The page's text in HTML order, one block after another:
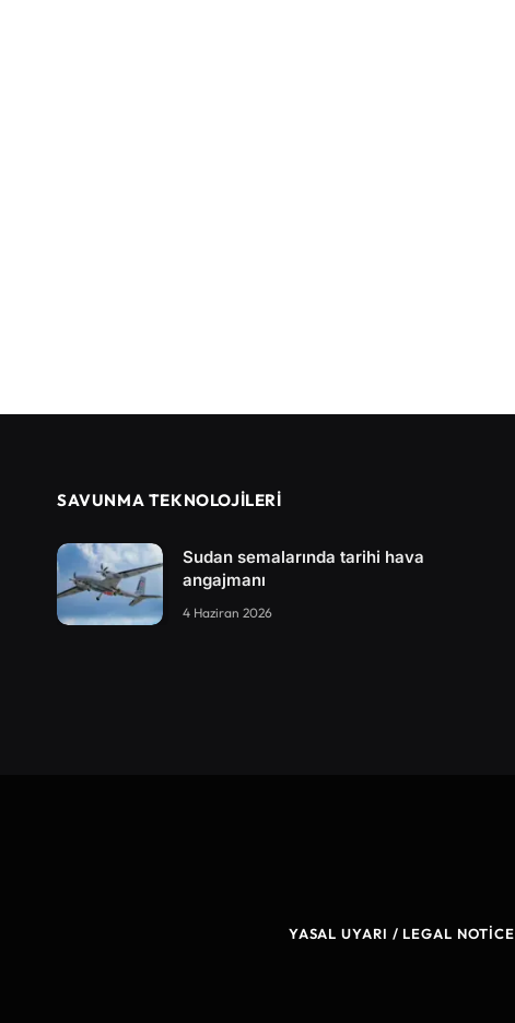
SAVUNMA TEKNOLOJİLERİ
Sudan semalarında tarihi hava
angajmanı
4 Haziran 2026
YASAL UYARI / LEGAL NOTICE